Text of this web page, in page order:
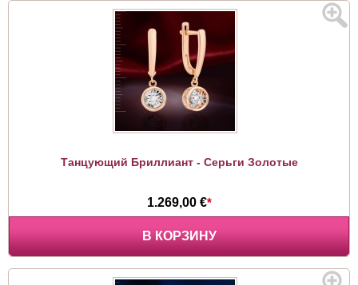
Танцующий Бриллиант - Серьги Золотые
1.269,00 €*
В КОРЗИНУ